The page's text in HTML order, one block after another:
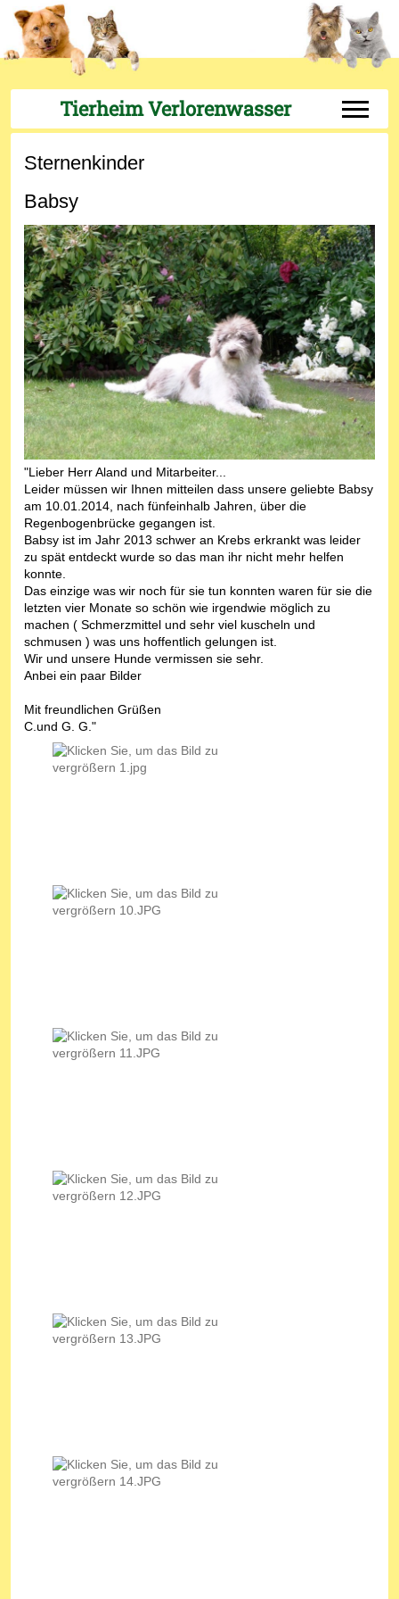
Tierheim Verlorenwasser Off-
Sternenkinder
Babsy
"Lieber Herr Aland und Mitarbeiter...
Leider müssen wir Ihnen mitteilen dass unsere geliebte Babsy
am 10.01.2014, nach fünfeinhalb Jahren, über die
Regenbogenbrücke gegangen ist.
Babsy ist im Jahr 2013 schwer an Krebs erkrankt was leider
zu spät entdeckt wurde so das man ihr nicht mehr helfen
konnte.
Das einzige was wir noch für sie tun konnten waren für sie die
letzten vier Monate so schön wie irgendwie möglich zu
machen ( Schmerzmittel und sehr viel kuscheln und
schmusen ) was uns hoffentlich gelungen ist.
Wir und unsere Hunde vermissen sie sehr.
Anbei ein paar Bilder
Mit freundlichen Grüßen
C.und G. G."